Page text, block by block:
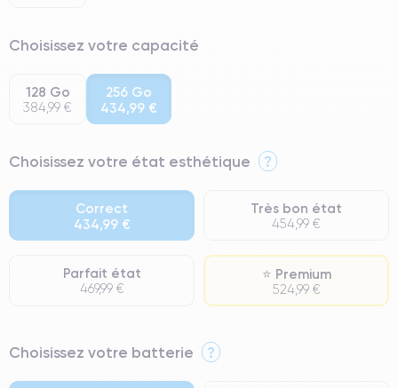
Choisissez votre capacité
128 Go
384,99 €
256 Go
434,99 €
Choisissez votre état esthétique ?
Correct
434,99 €
Très bon état
454,99 €
Parfait état
469,99 €
⭐ Premium
524,99 €
⭐ Premium
Choisissez votre batterie ?